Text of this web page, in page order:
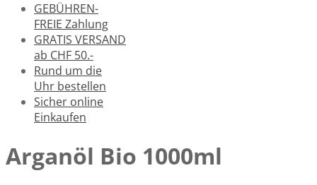
GEBÜHREN-
FREIE Zahlung
GRATIS VERSAND
ab CHF 50.-
Rund um die
Uhr bestellen
Sicher online
Einkaufen
Arganöl Bio 1000ml